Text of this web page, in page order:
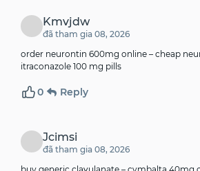
Kmvjdw
đã tham gia 08, 2026
order neurontin 600mg online – cheap
itraconazole 100 mg pills
0 Reply
Jcimsi
đã tham gia 08, 2026